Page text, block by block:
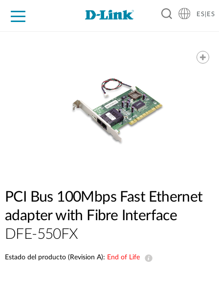
ES|ES
PCI Bus 100Mbps Fast Ethernet
adapter with Fibre Interface
DFE-550FX
Estado del producto (Revision A): End of Life